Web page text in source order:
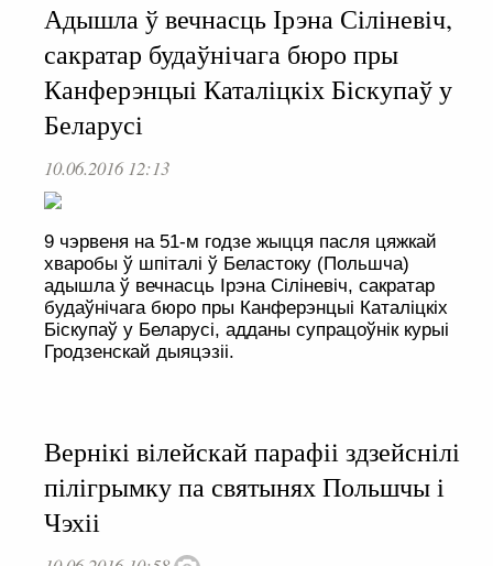
Адышла ў вечнасць Ірэна Сіліневіч,
сакратар будаўнічага бюро пры
Канферэнцыі Каталіцкіх Біскупаў у
Беларусі
10.06.2016 12:13
9 чэрвеня на 51-м годзе жыцця пасля цяжкай
хваробы ў шпіталі ў Беластоку (Польшча)
адышла ў вечнасць Ірэна Сіліневіч, сакратар
будаўнічага бюро пры Канферэнцыі Каталіцкіх
Біскупаў у Беларусі, адданы супрацоўнік курыі
Гродзенскай дыяцэзіі.
Вернікі вілейскай парафіі здзейснілі
пілігрымку па святынях Польшчы і
Чэхіі